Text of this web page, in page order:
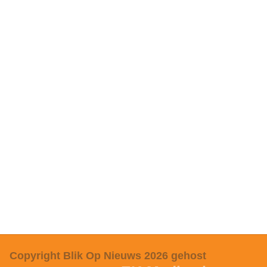
Copyright Blik Op Nieuws 2026 gehost